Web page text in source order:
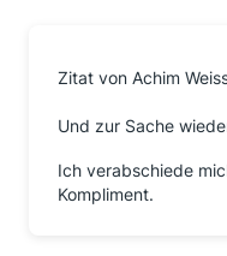
Zitat von Achim
Und zur Sache
Ich verabschiede
Kompliment.